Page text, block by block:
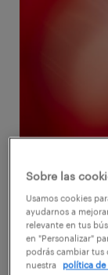
Sin duda,
jornada
aún existe
Sobre las
Usamos cookies
ayudarnos a
relevante en tus
en "Personalizar"
podrás cambiar tus
nuestra
política de